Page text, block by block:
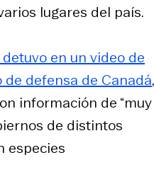
lugares del país.
detuvo en un video de
defensa de Canadá,
información de “muy
de distintos
especies